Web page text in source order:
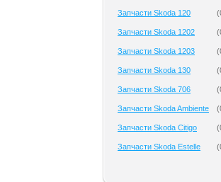
Запчасти Skoda 120 (
Запчасти Skoda 1202 (
Запчасти Skoda 1203 (
Запчасти Skoda 130 (
Запчасти Skoda 706 (
Запчасти Skoda Ambiente (
Запчасти Skoda Citigo (
Запчасти Skoda Estelle (